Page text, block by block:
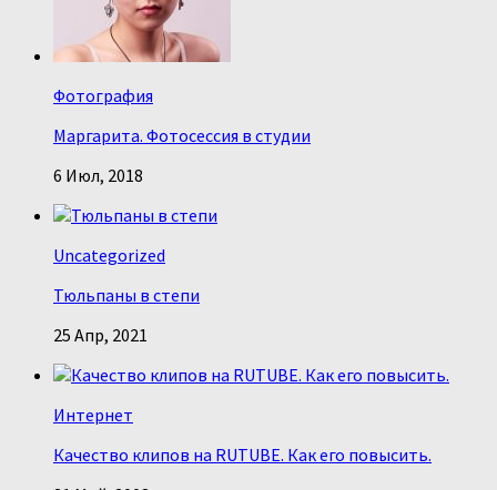
Фотография
Маргарита. Фотосессия в студии
6 Июл, 2018
Uncategorized
Тюльпаны в степи
25 Апр, 2021
Интернет
Качество клипов на RUTUBE. Как его повысить.